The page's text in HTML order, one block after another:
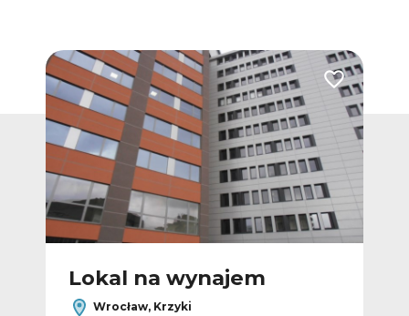
Dodaj do ulubionych Dodaj do
Lokal na wynajem
Wrocław, Krzyki